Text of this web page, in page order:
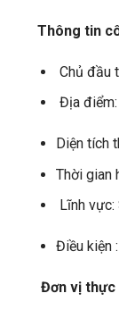
Thông tin
Chủ đầu
Địa
Diện tích
Thời gian
Lĩnh
Điều kiện
Đơn vị thực